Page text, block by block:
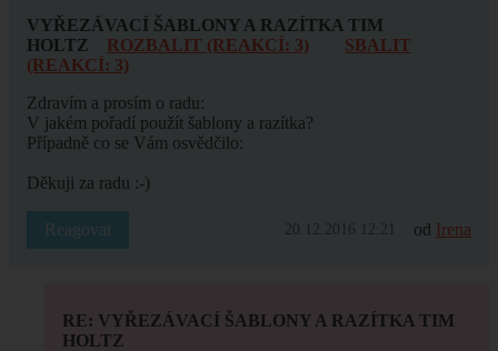
VYŘEZÁVACÍ ŠABLONY A RAZÍTKA TIM
HOLTZ
ROZBALIT (REAKCÍ: 3)
SBALIT
(REAKCÍ: 3)
Zdravím a prosím o radu:
V jakém pořadí použít šablony a razítka?
Případně co se Vám osvědčilo:
Děkuji za radu :-)
Reagovat 20.12.2016 12:21 od Irena
RE: VYŘEZÁVACÍ ŠABLONY A RAZÍTKA TIM
HOLTZ